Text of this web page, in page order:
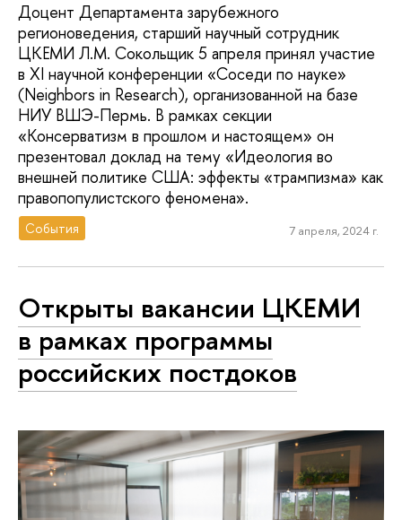
Доцент Департамента зарубежного
регионоведения, старший научный сотрудник
ЦКЕМИ Л.М. Сокольщик 5 апреля принял участие
в XI научной конференции «Соседи по науке»
(Neighbors in Research), организованной на базе
НИУ ВШЭ-Пермь. В рамках секции
«Консерватизм в прошлом и настоящем» он
презентовал доклад на тему «Идеология во
внешней политике США: эффекты «трампизма» как
правопопулистского феномена».
События 7 апреля, 2024 г.
Открыты вакансии ЦКЕМИ
в рамках программы
российских постдоков